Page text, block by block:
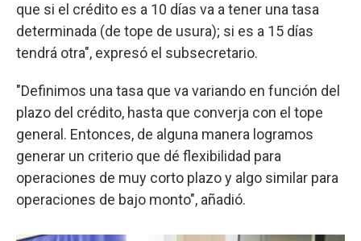
que si el crédito es a 10 días va a tener una tasa
determinada (de tope de usura); si es a 15 días
tendrá otra", expresó el subsecretario.
"Definimos una tasa que va variando en función del
plazo del crédito, hasta que converja con el tope
general. Entonces, de alguna manera logramos
generar un criterio que dé flexibilidad para
operaciones de muy corto plazo y algo similar para
operaciones de bajo monto", añadió.